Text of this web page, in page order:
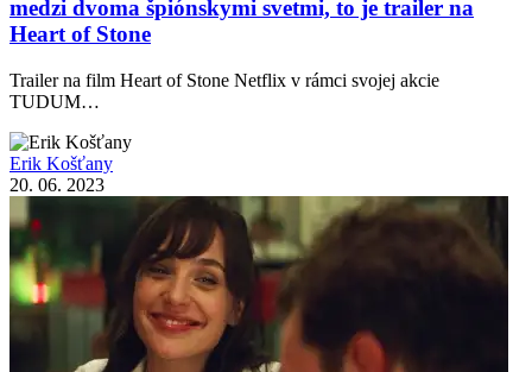
medzi dvoma špiónskymi svetmi, to je trailer na
Heart of Stone
Trailer na film Heart of Stone Netflix v rámci svojej akcie
TUDUM…
Erik Košťany
20. 06. 2023